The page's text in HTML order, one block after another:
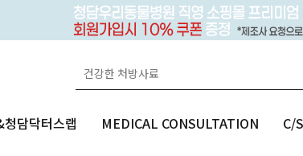
담닥터스랩 MEDICAL CONSULTATION C/